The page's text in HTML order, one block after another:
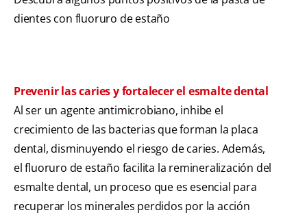
dientes con fluoruro de estaño
Prevenir las caries y fortalecer el esmalte dental
Al ser un agente antimicrobiano, inhibe el
crecimiento de las bacterias que forman la placa
dental, disminuyendo el riesgo de caries. Además,
el fluoruro de estaño facilita la remineralización del
esmalte dental, un proceso que es esencial para
recuperar los minerales perdidos por la acción